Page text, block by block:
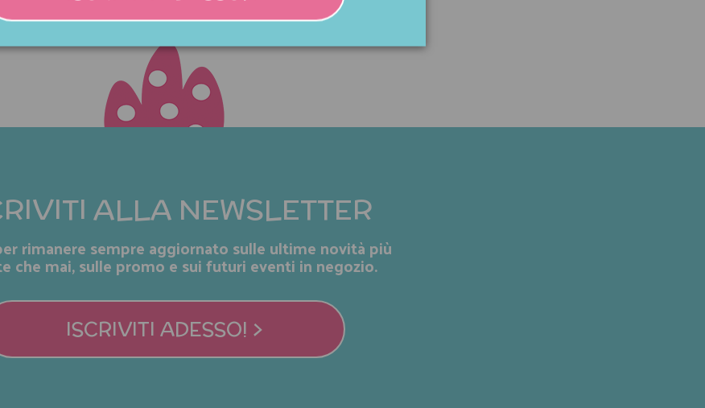
ALLA NEWSLETTER
rimanere sempre aggiornato sulle ultime novità più
che mai, sulle promo e sui futuri eventi in negozio.
ISCRIVITI ADESSO! >